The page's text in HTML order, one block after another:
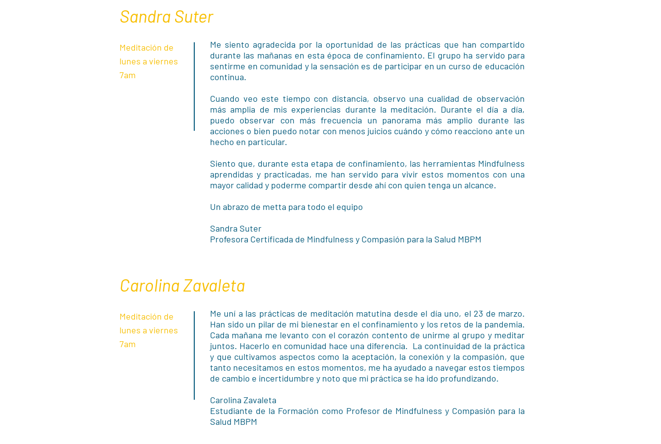
Sandra Suter
Meditación de
lunes a viernes
7am
Me siento agradecida por la oportunidad de las prácticas que han compartido
durante las mañanas en esta época de confinamiento. El grupo ha servido para
sentirme en comunidad y la sensación es de participar en un curso de educación
continua.
Cuando veo este tiempo con distancia, observo una cualidad de observación
más amplia de mis experiencias durante la meditación. Durante el día a día,
puedo observar con más frecuencia un panorama más amplio durante las
acciones o bien puedo notar con menos juicios cuándo y cómo reacciono ante un
hecho en particular.
Siento que, durante esta etapa de confinamiento, las herramientas Mindfulness
aprendidas y practicadas, me han servido para vivir estos momentos con una
mayor calidad y poderme compartir desde ahí con quien tenga un alcance.
Un abrazo de metta para todo el equipo
Sandra Suter
Profesora Certificada de Mindfulness y Compasión para la Salud MBPM
Carolina Zavaleta
Meditación de
lunes a viernes
7am
Me uní a las prácticas de meditación matutina desde el día uno, el 23 de marzo.
Han sido un pilar de mi bienestar en el confinamiento y los retos de la pandemia.
Cada mañana me levanto con el corazón contento de unirme al grupo y meditar
juntos. Hacerlo en comunidad hace una diferencia. La continuidad de la práctica
y que cultivamos aspectos como la aceptación, la conexión y la compasión, que
tanto necesitamos en estos momentos, me ha ayudado a navegar estos tiempos
de cambio e incertidumbre y noto que mi práctica se ha ido profundizando.
Carolina Zavaleta
Estudiante de la Formación como Profesor de Mindfulness y Compasión para la
Salud MBPM